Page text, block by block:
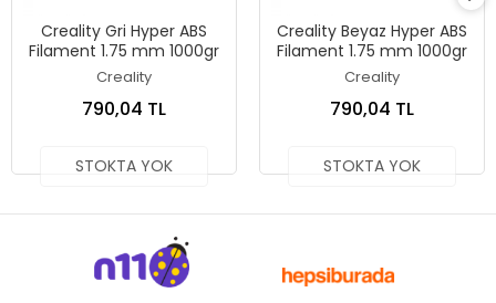
Creality Gri Hyper ABS
Filament 1.75 mm 1000gr
Creality
790,04 TL
STOKTA YOK
Creality Beyaz Hyper ABS
Filament 1.75 mm 1000gr
Creality
790,04 TL
STOKTA YOK